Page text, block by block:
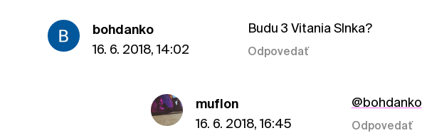
bohdanko
16. 6. 2018, 14:02
Budu 3 Vitania Slnka?
Odpovedať
muflon
16. 6. 2018, 16:45
@bohdanko
Odpovedať